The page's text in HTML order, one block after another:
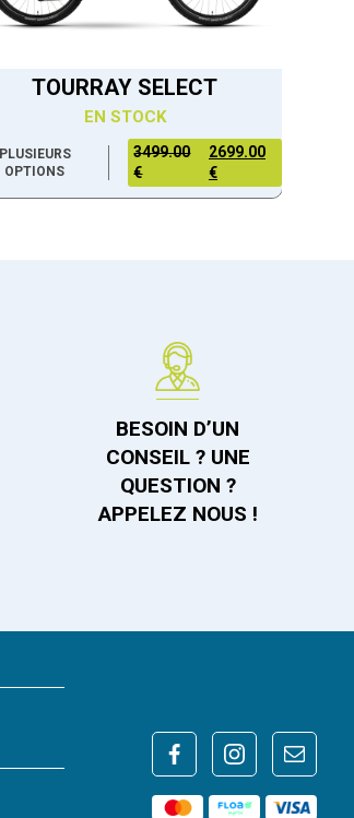
TOURRAY SELECT
EN STOCK
PLUSIEURS
OPTIONS
3499.00
€
2699.00
€
BESOIN D’UN
CONSEIL ? UNE
QUESTION ?
APPELEZ NOUS !